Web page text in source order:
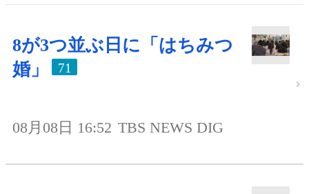
8が3つ並ぶ日に「はちみつ
婚」
71
08月08日 16:52 TBS NEWS DIG